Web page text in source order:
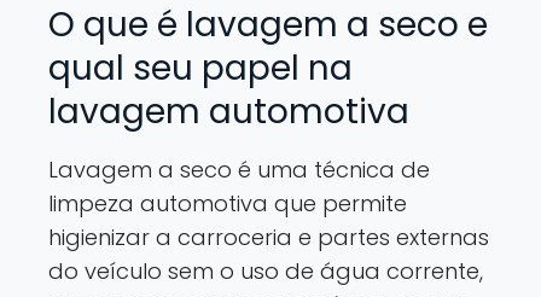
O que é lavagem a seco e
qual seu papel na
lavagem automotiva
Lavagem a seco é uma técnica de
limpeza automotiva que permite
higienizar a carroceria e partes externas
do veículo sem o uso de água corrente,